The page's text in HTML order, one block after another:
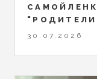
30.07.2026